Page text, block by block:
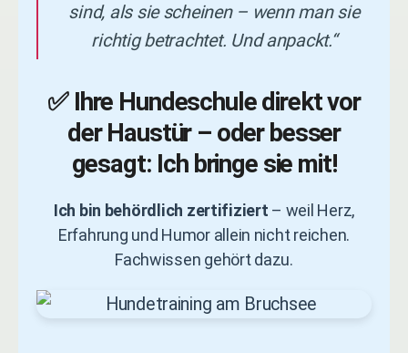
sind, als sie scheinen – wenn man sie
richtig betrachtet. Und anpackt.“
✅ Ihre Hundeschule direkt vor
der Haustür – oder besser
gesagt: Ich bringe sie mit!
Ich bin behördlich zertifiziert – weil Herz,
Erfahrung und Humor allein nicht reichen.
Fachwissen gehört dazu.